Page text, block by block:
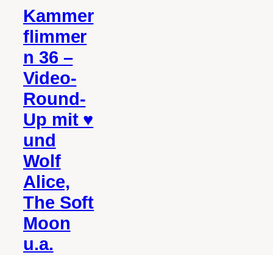
Kammer
flimmer
n 36 –
Video-
Round-
Up mit ♥
und
Wolf
Alice,
The Soft
Moon
u.a.